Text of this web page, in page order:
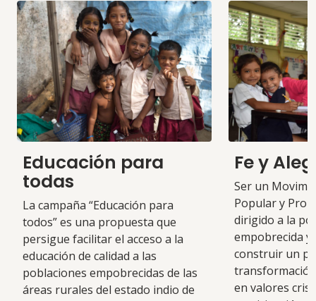
Educación para
todas
La campaña “Educación para
todos” es una propuesta que
persigue facilitar el acceso a la
educación de calidad a las
poblaciones empobrecidas de las
áreas rurales del estado indio de
Fe y
Ser un
Popular y
dirigido a la
empobrecida y
construir un
en valores